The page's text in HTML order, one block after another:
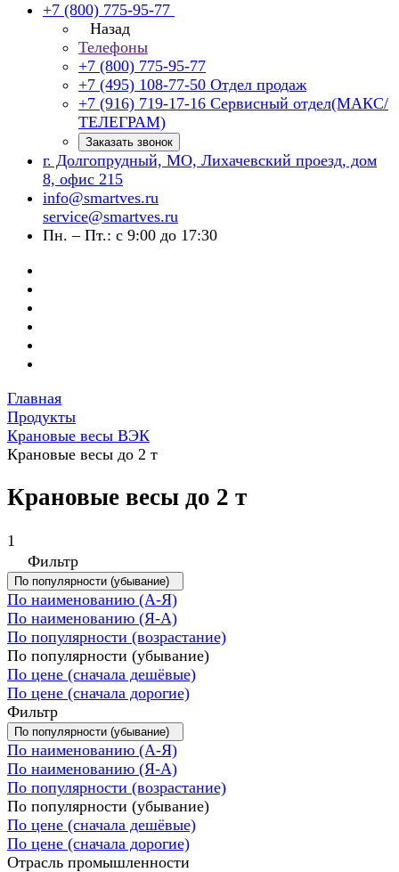
+7 (800) 775-95-77
Назад
Телефоны
+7 (800) 775-95-77
+7 (495) 108-77-50 Отдел продаж
+7 (916) 719-17-16 Сервисный отдел(МАКС/
ТЕЛЕГРАМ)
Заказать звонок
г. Долгопрудный, МО, Лихачевский проезд, дом
8, офис 215
info@smartves.ru
service@smartves.ru
Пн. – Пт.: с 9:00 до 17:30
Главная
Продукты
Крановые весы ВЭК
Крановые весы до 2 т
Крановые весы до 2 т
1
Фильтр
По популярности (убывание)
По наименованию (А-Я)
По наименованию (Я-А)
По популярности (возрастание)
По популярности (убывание)
По цене (сначала дешёвые)
По цене (сначала дорогие)
Фильтр
По популярности (убывание)
По наименованию (А-Я)
По наименованию (Я-А)
По популярности (возрастание)
По популярности (убывание)
По цене (сначала дешёвые)
По цене (сначала дорогие)
Отрасль промышленности